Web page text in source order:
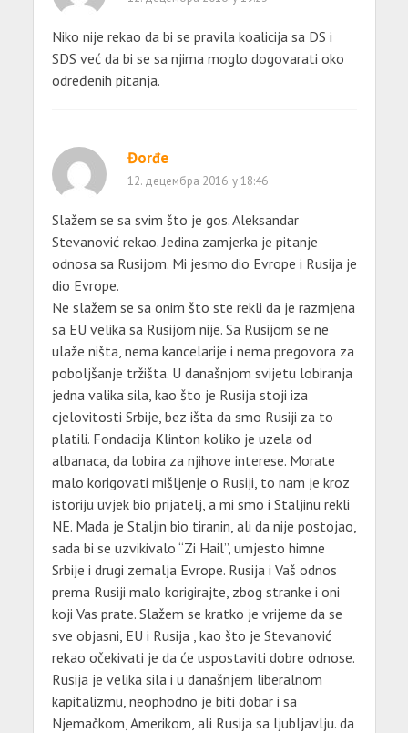
Niko nije rekao da bi se pravila koalicija sa DS i
SDS već da bi se sa njima moglo dogovarati oko
određenih pitanja.
Đorđe
12. децембра 2016. у 18:46
Slažem se sa svim što je gos. Aleksandar
Stevanović rekao. Jedina zamjerka je pitanje
odnosa sa Rusijom. Mi jesmo dio Evrope i Rusija je
dio Evrope.
Ne slažem se sa onim što ste rekli da je razmjena
sa EU velika sa Rusijom nije. Sa Rusijom se ne
ulaže ništa, nema kancelarije i nema pregovora za
poboljšanje tržišta. U današnjom svijetu lobiranja
jedna valika sila, kao što je Rusija stoji iza
cjelovitosti Srbije, bez išta da smo Rusiji za to
platili. Fondacija Klinton koliko je uzela od
albanaca, da lobira za njihove interese. Morate
malo korigovati mišljenje o Rusiji, to nam je kroz
istoriju uvjek bio prijatelj, a mi smo i Staljinu rekli
NE. Mada je Staljin bio tiranin, ali da nije postojao,
sada bi se uzvikivalo “Zi Hail”, umjesto himne
Srbije i drugi zemalja Evrope. Rusija i Vaš odnos
prema Rusiji malo korigirajte, zbog stranke i oni
koji Vas prate. Slažem se kratko je vrijeme da se
sve objasni, EU i Rusija , kao što je Stevanović
rekao očekivati je da će uspostaviti dobre odnose.
Rusija je velika sila i u današnjem liberalnom
kapitalizmu, neophodno je biti dobar i sa
Njemačkom, Amerikom, ali Rusija sa ljubljavlju. da